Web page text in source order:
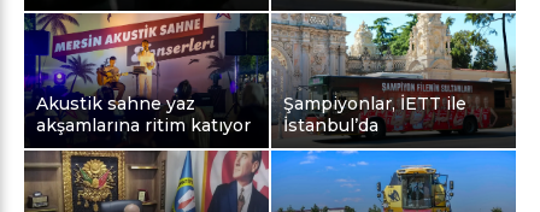
Akustik sahne yaz
akşamlarına ritim katıyor
Şampiyonlar, İETT ile
İstanbul’da